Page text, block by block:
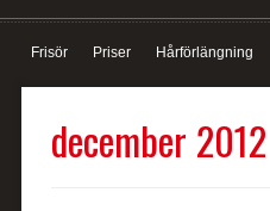
Frisör Priser Hårförlängning
december 2012